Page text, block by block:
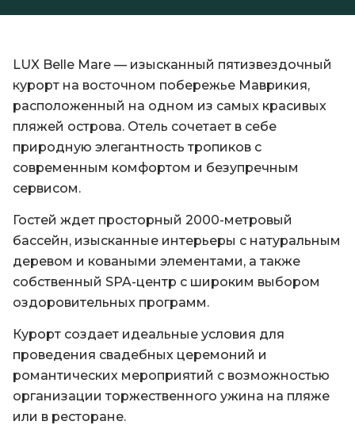
LUX Belle Mare — изысканный пятизвездочный
курорт на восточном побережье Маврикия,
расположенный на одном из самых красивых
пляжей острова. Отель сочетает в себе
природную элегантность тропиков с
современным комфортом и безупречным
сервисом.
Гостей ждет просторный 2000-метровый
бассейн, изысканные интерьеры с натуральным
деревом и коваными элементами, а также
собственный SPA-центр с широким выбором
оздоровительных программ.
Курорт создает идеальные условия для
проведения свадебных церемоний и
романтических мероприятий с возможностью
организации торжественного ужина на пляже
или в ресторане.